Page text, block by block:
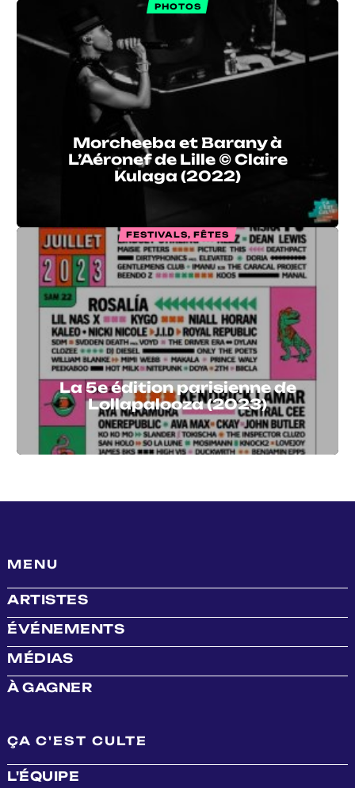
PHOTOS
Morcheeba et Barany à
L’Aéronef de Lille © Claire
Kulaga (2022)
FESTIVALS, FÊTES
La 5e édition parisienne de
Lollapalooza (2023)
MENU
ARTISTES
ÉVÉNEMENTS
MÉDIAS
À GAGNER
ÇA C'EST CULTE
L'ÉQUIPE